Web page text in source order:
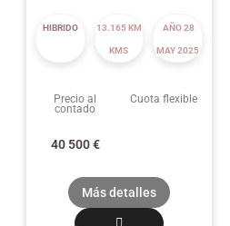
HIBRIDO 13.165 KM
KMS
AÑO 28
MAY 2025
Precio al
contado
Cuota flexible
40 500€
Más detalles